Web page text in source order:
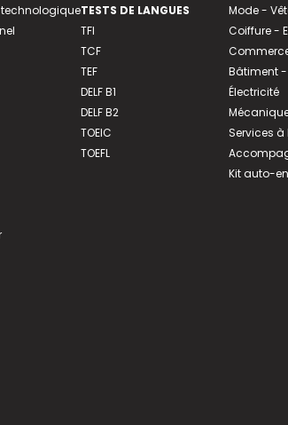
technologiqueTESTS DE LANGUES
TFI
TCF
TEF
DELF B1
DELF B2
TOEIC
TOEFL
Mode -
Coiffure -
Bâtiment
Électricité
Services
Kit auto-